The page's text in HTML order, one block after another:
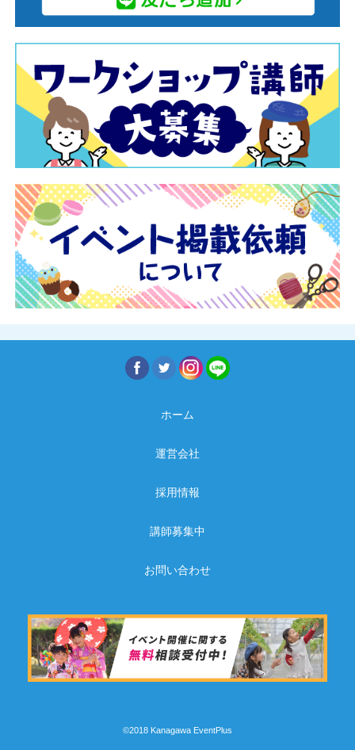
ホーム
運営会社
採用情報
講師募集中
お問い合わせ
©2018 Kanagawa EventPlus